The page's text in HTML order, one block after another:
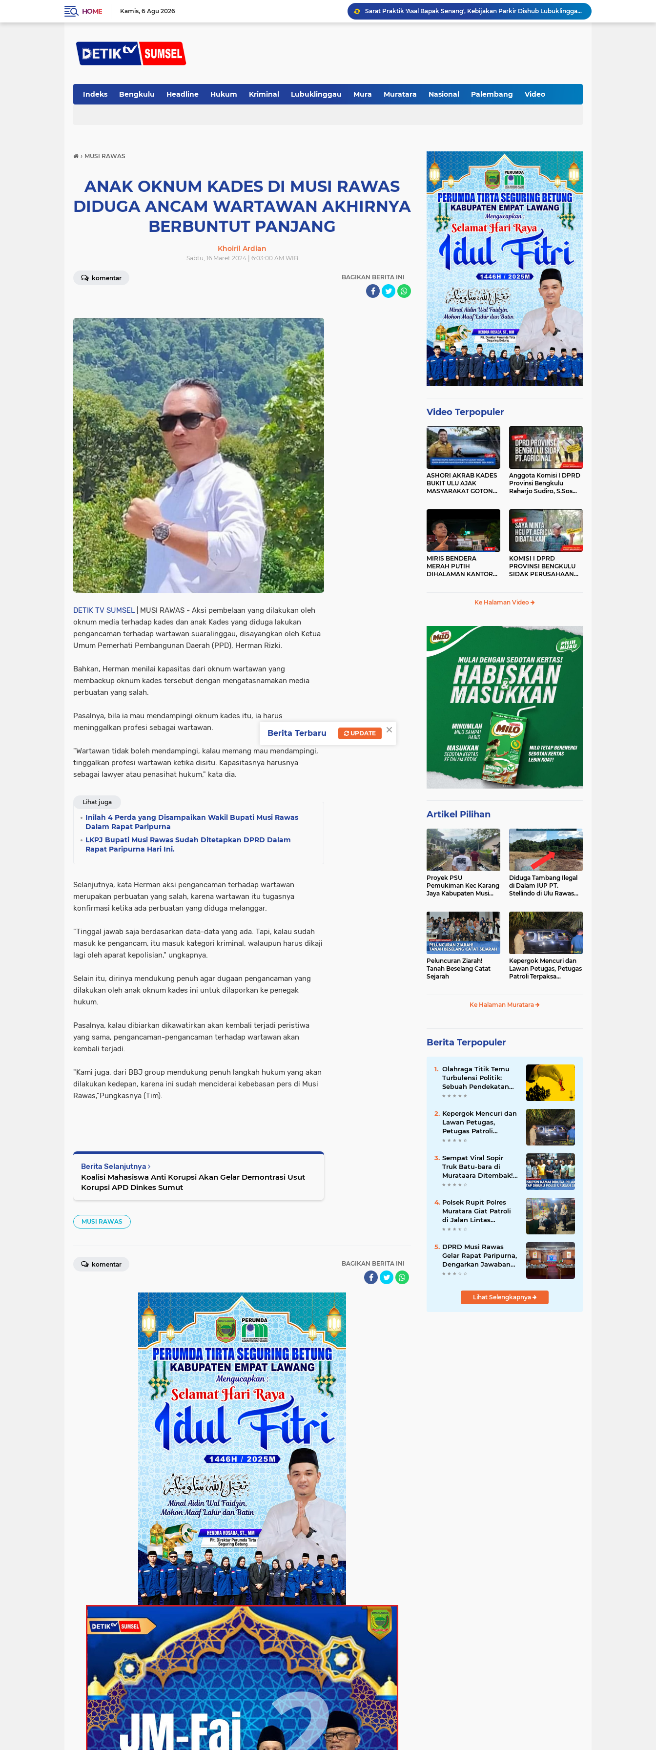
HOME Kamis 6 Agu 2026
Lantik Pejabat Baru, JM Bupati Empat Lawang: Jabatan Adalah Amanah, Segera Berinovasi Demi Empat Lawang MADANI!
KAMMI Muratara Dukung MUI dalam Upaya Penegakan Hukum terhadap Aktivitas LGBT
Tingkatkan Kualitas Insan Pers, PWI Musi Rawas Gelar Pelatihan Jurnalistik Berbasis Kompetensi dan Storytelling.
Indeks Bengkulu Headline Hukum Kriminal Lubuklinggau Mura Muratara Nasional Palembang Video
› MUSI RAWAS
ANAK OKNUM KADES DI MUSI RAWAS
DIDUGA ANCAM WARTAWAN AKHIRNYA
BERBUNTUT PANJANG
Khoiril Ardian
Sabtu, 16 Maret 2024 | 6:03:00 AM WIB
komentar BAGIKAN BERITA INI
DETIK TV SUMSEL | MUSI RAWAS - Aksi pembelaan yang dilakukan oleh
oknum media terhadap kades dan anak Kades yang diduga lakukan
pengancaman terhadap wartawan suaralinggau, disayangkan oleh Ketua
Umum Pemerhati Pembangunan Daerah (PPD), Herman Rizki.
Bahkan, Herman menilai kapasitas dari oknum wartawan yang
membackup oknum kades tersebut dengan mengatasnamakan media
perbuatan yang salah.
Pasalnya, bila ia mau mendampingi oknum kades itu, ia harus
meninggalkan profesi sebagai wartawan.
"Wartawan tidak boleh mendampingi, kalau memang mau mendampingi,
tinggalkan profesi wartawan ketika disitu. Kapasitasnya harusnya
sebagai lawyer atau penasihat hukum," kata dia.
Lihat juga
Inilah 4 Perda yang Disampaikan Wakil Bupati Musi Rawas
Dalam Rapat Paripurna
LKPJ Bupati Musi Rawas Sudah Ditetapkan DPRD Dalam
Rapat Paripurna Hari Ini.
Selanjutnya, kata Herman aksi pengancaman terhadap wartawan
merupakan perbuatan yang salah, karena wartawan itu tugasnya
konfirmasi ketika ada perbuatan yang diduga melanggar.
"Tinggal jawab saja berdasarkan data-data yang ada. Tapi, kalau sudah
masuk ke pengancam, itu masuk kategori kriminal, walaupun harus dikaji
lagi oleh aparat kepolisian," ungkapnya.
Selain itu, dirinya mendukung penuh agar dugaan pengancaman yang
dilakukan oleh anak oknum kades ini untuk dilaporkan ke penegak
hukum.
Pasalnya, kalau dibiarkan dikawatirkan akan kembali terjadi peristiwa
yang sama, pengancaman-pengancaman terhadap wartawan akan
kembali terjadi.
"Kami juga, dari BBJ group mendukung penuh langkah hukum yang akan
dilakukan kedepan, karena ini sudah menciderai kebebasan pers di Musi
Rawas,"Pungkasnya (Tim).
Berita Selanjutnya
Koalisi Mahasiswa Anti Korupsi Akan Gelar Demontrasi Usut
Korupsi APD Dinkes Sumut
MUSI RAWAS
BAGIKAN BERITA INI
komentar
Video Terpopuler
ASHORI AKRAB KADES
BUKIT ULU AJAK
MASYARAKAT GOTONG
Anggota Komisi I DPRD
Provinsi Bengkulu
Raharjo Sudiro, S.Sos
MIRIS BENDERA
MERAH PUTIH
DIHALAMAN KANTOR
KOMISI I DPRD
PROVINSI BENGKULU
SIDAK PERUSAHAAN
Ke Halaman Video
Artikel Pilihan
Proyek PSU
Pemukiman Kec Karang
Jaya Kabupaten Musi
Diduga Tambang Ilegal
di Dalam IUP PT.
Stellindo di Ulu Rawas
Peluncuran Ziarah!
Tanah Beselang Catat
Sejarah
Kepergok Mencuri dan
Lawan Petugas, Petugas
Patroli Terpaksa
Ke Halaman Muratara
Berita Terpopuler
Olahraga Titik Temu
Turbulensi Politik:
Sebuah Pendekatan
Batalnya Tuan Rumah
Kepergok Mencuri dan
Lawan Petugas,
Petugas Patroli
Terpaksa Lumpuhkan
Sempat Viral Sopir
Truk Batu-bara di
Murataara Ditembak!
Namun Dikabarkan
Polsek Rupit Polres
Muratara Giat Patroli
di Jalan Lintas
Sumatera
DPRD Musi Rawas
Gelar Rapat Paripurna,
Dengarkan Jawaban
Eksekutif Atas 4
Lihat Selengkapnya
×
Berita Terbaru UPDATE